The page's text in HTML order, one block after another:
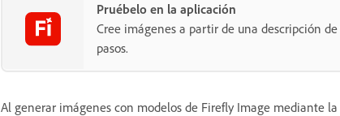
Pruébelo en la aplicación
Cree imágenes a partir de una descripción
pasos.
Al generar imágenes con modelos de Firefly Image mediante